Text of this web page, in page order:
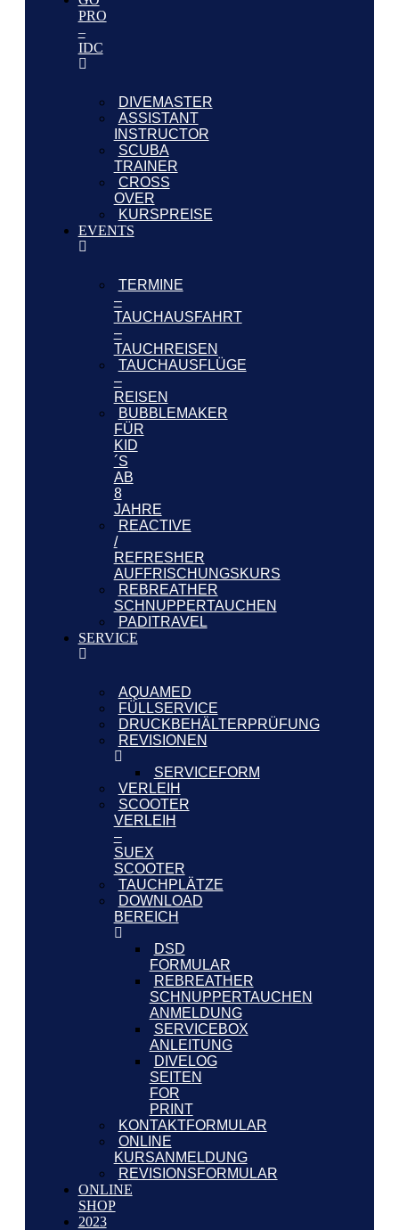
PRO
–
IDC
DIVEMASTER
ASSISTANT
INSTRUCTOR
SCUBA
TRAINER
CROSS
OVER
KURSPREISE
EVENTS
TERMINE
–
TAUCHAUSFAHRT
–
TAUCHREISEN
TAUCHAUSFLÜGE
–
REISEN
BUBBLEMAKER
FÜR
KID
´S
AB
8
JAHRE
REACTIVE
/
REFRESHER
AUFFRISCHUNGSKURS
REBREATHER
SCHNUPPERTAUCHEN
PADITRAVEL
SERVICE
AQUAMED
FÜLLSERVICE
DRUCKBEHÄLTERPRÜFUNG
REVISIONEN
SERVICEFORM
VERLEIH
SCOOTER
VERLEIH
–
SUEX
SCOOTER
TAUCHPLÄTZE
DOWNLOAD
BEREICH
DSD
FORMULAR
REBREATHER
SCHNUPPERTAUCHEN
ANMELDUNG
SERVICEBOX
ANLEITUNG
DIVELOG
SEITEN
FOR
PRINT
KONTAKTFORMULAR
ONLINE
KURSANMELDUNG
REVISIONSFORMULAR
ONLINE
SHOP
2023